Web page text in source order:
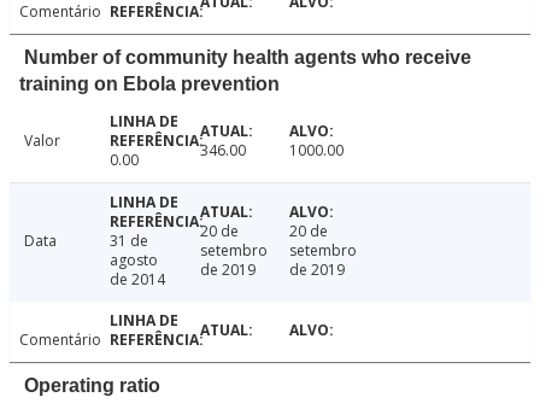
Comentário
Number of community health agents who receive
training on Ebola prevention
Valor
0.00
346.00 1000.00
Data
31 de
agosto
de 2014
20 de
setembro
de 2019
20 de
setembro
de 2019
Comentário
Operating ratio